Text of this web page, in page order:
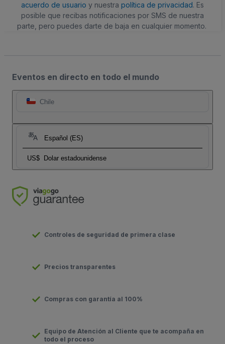
acuerdo de usuario y nuestra política de privacidad. Es
posible que recibas notificaciones por SMS de nuestra
parte, pero puedes darte de baja en cualquier momento.
Eventos en directo en todo el mundo
Chile
Español (ES)
US$ Dolar estadounidense
Controles de seguridad de primera clase
Precios transparentes
Compras con garantía al 100%
Equipo de Atención al Cliente que te acompaña en
todo el proceso